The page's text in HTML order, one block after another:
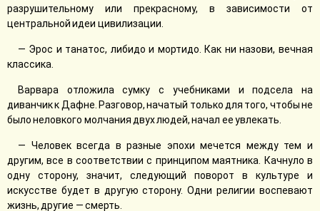
разрушительному или прекрасному, в зависимости от
центральной идеи цивилизации.
— Эрос и танатос, либидо и мортидо. Как ни назови, вечная
классика.
Варвара отложила сумку с учебниками и подсела на
диванчик к Дафне. Разговор, начатый только для того, чтобы не
было неловкого молчания двух людей, начал ее увлекать.
— Человек всегда в разные эпохи мечется между тем и
другим, все в соответствии с принципом маятника. Качнуло в
одну сторону, значит, следующий поворот в культуре и
искусстве будет в другую сторону. Одни религии воспевают
жизнь, другие — смерть.